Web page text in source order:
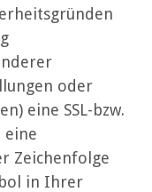
oder
eine SSL-bzw.
eine
Zeichenfolge
in Ihrer